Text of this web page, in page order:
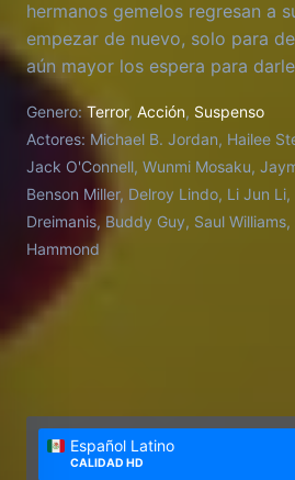
hermanos gemelos regresan a
empezar de nuevo, solo para
aún mayor los espera para
Genero: Terror, Acción, Suspenso
Actores: Michael B. Jordan, Hailee
Jack O'Connell, Wunmi Mosaku,
Benson Miller, Delroy Lindo, Li Jun
Dreimanis, Buddy Guy, Saul
Hammond
Español Latino
CALIDAD HD